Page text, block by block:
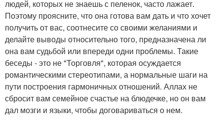
людей, которых не знаешь с пеленок, часто лажает.
Поэтому проясните, что она готова вам дать и что хочет
получить от вас, соотнесите со своими желаниями и
делайте выводы относительно того, предназначена ли
она вам судьбой или впереди одни проблемы. Такие
беседы - это не "Торговля", которая осуждается
романтическими стереотипами, а нормальные шаги на
пути построения гармоничных отношений. Аллах не
сбросит вам семейное счастье на блюдечке, но он вам
дал мозги и языки, чтобы договариваться о нем.